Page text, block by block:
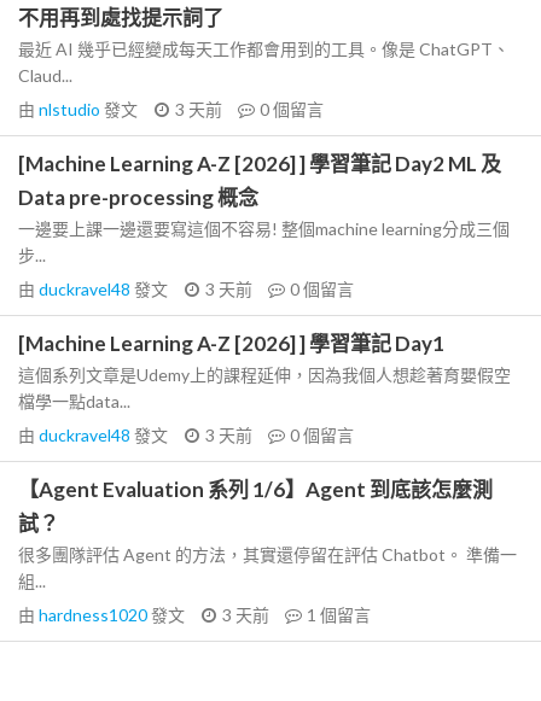
不用再到處找提示詞了
最近 AI 幾乎已經變成每天工作都會用到的工具。像是 ChatGPT、
Claud...
由 nlstudio 發文 3 天前 0個留言
[Machine Learning A-Z [2026] ] 學習筆記 Day2 ML 及
Data pre-processing 概念
一邊要上課一邊還要寫這個不容易! 整個machine learning分成三個
步...
由 duckravel48 發文 3 天前 0個留言
[Machine Learning A-Z [2026] ] 學習筆記 Day1
這個系列文章是Udemy上的課程延伸，因為我個人想趁著育嬰假空
檔學一點data...
由 duckravel48 發文 3 天前 0個留言
【Agent Evaluation 系列 1/6】Agent 到底該怎麼測
試？
很多團隊評估 Agent 的方法，其實還停留在評估 Chatbot。 準備一
組...
由 hardness1020發文 3 天前 1 個留言